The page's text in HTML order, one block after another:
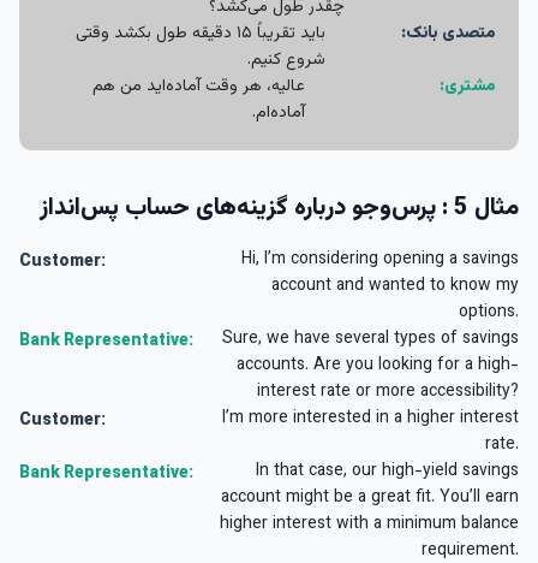
چقدر طول می‌کشد؟
متصدی بانک:
باید تقریباً ۱۵ دقیقه طول بکشد وقتی
شروع کنیم.
مشتری:
عالیه، هر وقت آماده‌اید من هم
آماده‌ام.
مثال 5 : پرس‌و‌جو درباره گزینه‌های حساب پس‌انداز
Customer:
Hi, I’m considering opening a savings
account and wanted to know my
options.
Bank Representative:
Sure, we have several types of savings
accounts. Are you looking for a high-
interest rate or more accessibility?
Customer:
I’m more interested in a higher interest
rate.
Bank Representative:
In that case, our high-yield savings
account might be a great fit. You’ll earn
higher interest with a minimum balance
requirement.